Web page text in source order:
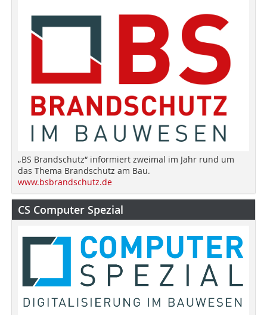
„BS Brandschutz“ informiert zweimal im Jahr rund um
das Thema Brandschutz am Bau.
www.bsbrandschutz.de
CS Computer Spezial